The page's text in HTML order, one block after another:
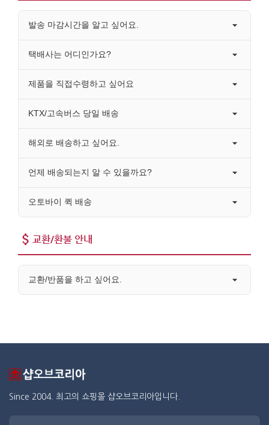
발송 마감시간을 알고 싶어요.
택배사는 어디인가요?
제품을 직접수령하고 싶어요
KTX/고속버스 당일 배송
해외로 배송하고 싶어요.
언제 배송되는지 알 수 있을까요?
오토바이 퀵 배송
교환/환불 안내
교환/반품을 하고 싶어요.
Since 2004. 최고의 쇼핑몰 샵오브코리아입니다.